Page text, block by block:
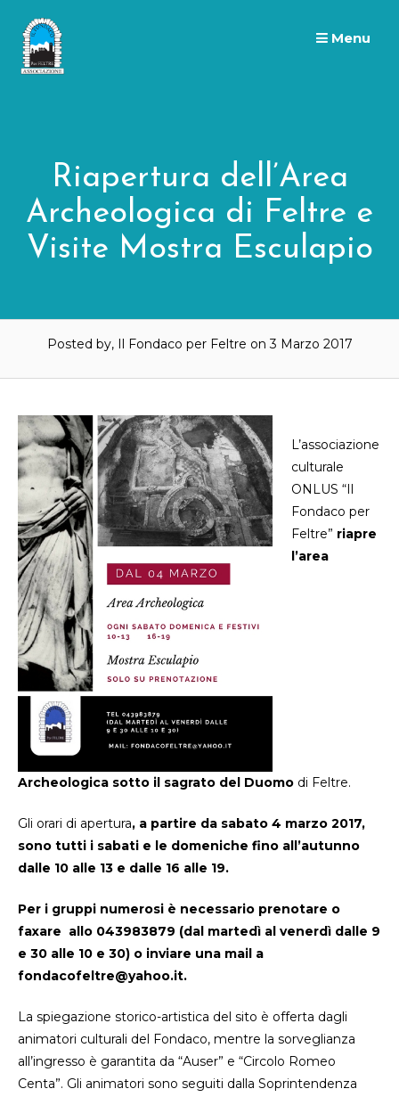
content
Menu
Riapertura dell’Area
Archeologica di Feltre e
Visite Mostra Esculapio
Posted by, Il Fondaco per Feltre on 3 Marzo 2017
L’associazione
culturale
ONLUS “Il
Fondaco per
Feltre” riapre
l’area
Archeologica sotto il sagrato del Duomo di Feltre.
Gli orari di apertura, a partire da sabato 4 marzo 2017,
sono tutti i sabati e le domeniche fino all’autunno
dalle 10 alle 13 e dalle 16 alle 19.
Per i gruppi numerosi è necessario prenotare o
faxare allo 043983879 (dal martedì al venerdì dalle 9
e 30 alle 10 e 30) o inviare una mail a
fondacofeltre@yahoo.it.
La spiegazione storico-artistica del sito è offerta dagli
animatori culturali del Fondaco, mentre la sorveglianza
all’ingresso è garantita da “Auser” e “Circolo Romeo
Centa”. Gli animatori sono seguiti dalla Soprintendenza